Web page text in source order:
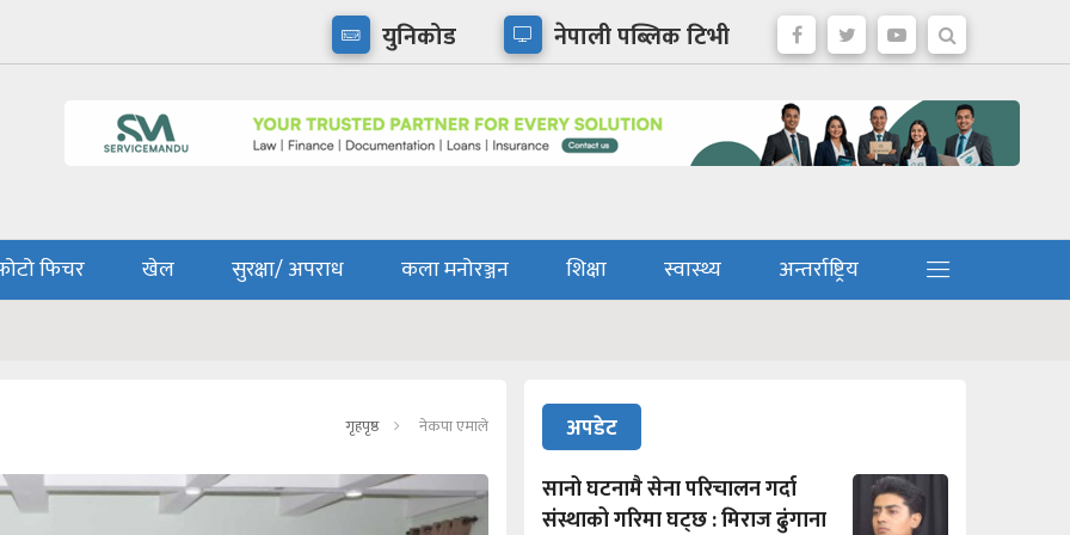
युनिकोड नेपाली पब्लिक टिभी
फिचर खेल सुरक्षा/ अपराध कला मनोरञ्जन शिक्षा स्वास्थ्य
अन्तर्राष्ट्रिय
गृहपृष्ठ नेकपा एमाले
अपडेट
सानो घटनामै सेना परिचालन गर्दा
संस्थाको गरिमा घट्छ : मिराज ढुंगाना